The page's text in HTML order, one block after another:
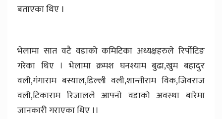
बताएका थिए ।
भेलामा सात वटै वडाको कमिटिका अध्यक्षहरुले रिर्पोटिङ
गरेका थिए । भेलामा क्रमश घनश्याम बुढा,खुम बहादुर
वली,गंगाराम बस्याल,डिल्ली वली,शान्तीराम विक,जिवराज
वली,टिकाराम रिजालले आफ्नो वडाको अवस्था बारेमा
जानकारी गराएका थिए ।।